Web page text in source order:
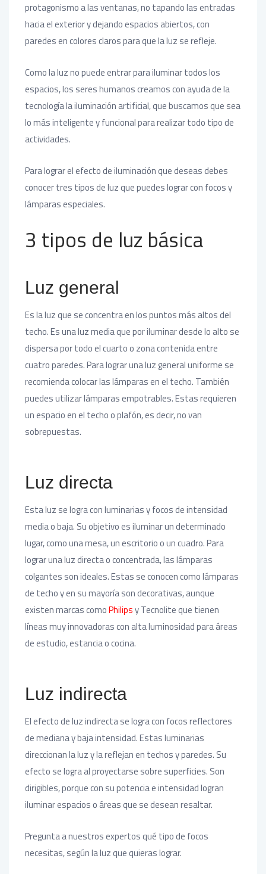
protagonismo a las ventanas, no tapando las entradas
hacia el exterior y dejando espacios abiertos, con
paredes en colores claros para que la luz se refleje.
Como la luz no puede entrar para iluminar todos los
espacios, los seres humanos creamos con ayuda de la
tecnología la iluminación artificial, que buscamos que sea
lo más inteligente y funcional para realizar todo tipo de
actividades.
Para lograr el efecto de iluminación que deseas debes
conocer tres tipos de luz que puedes lograr con focos y
lámparas especiales.
3 tipos de luz básica
Luz general
Es la luz que se concentra en los puntos más altos del
techo. Es una luz media que por iluminar desde lo alto se
dispersa por todo el cuarto o zona contenida entre
cuatro paredes. Para lograr una luz general uniforme se
recomienda colocar las lámparas en el techo. También
puedes utilizar lámparas empotrables. Estas requieren
un espacio en el techo o plafón, es decir, no van
sobrepuestas.
Luz directa
Esta luz se logra con luminarias y focos de intensidad
media o baja. Su objetivo es iluminar un determinado
lugar, como una mesa, un escritorio o un cuadro. Para
lograr una luz directa o concentrada, las lámparas
colgantes son ideales. Estas se conocen como lámparas
de techo y en su mayoría son decorativas, aunque
existen marcas comoPhilipsy Tecnolite que tienen
líneas muy innovadoras con alta luminosidad para áreas
de estudio, estancia o cocina.
Luz indirecta
El efecto de luz indirecta se logra con focos reflectores
de mediana y baja intensidad. Estas luminarias
direccionan la luz y la reflejan en techos y paredes. Su
efecto se logra al proyectarse sobre superficies. Son
dirigibles, porque con su potencia e intensidad logran
iluminar espacios o áreas que se desean resaltar.
Pregunta a nuestros expertos qué tipo de focos
necesitas, según la luz que quieras lograr.